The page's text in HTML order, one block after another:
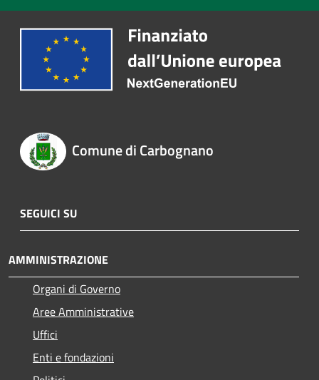
Comune di Carbognano
SEGUICI SU
AMMINISTRAZIONE
Organi di Governo
Aree Amministrative
Uffici
Enti e fondazioni